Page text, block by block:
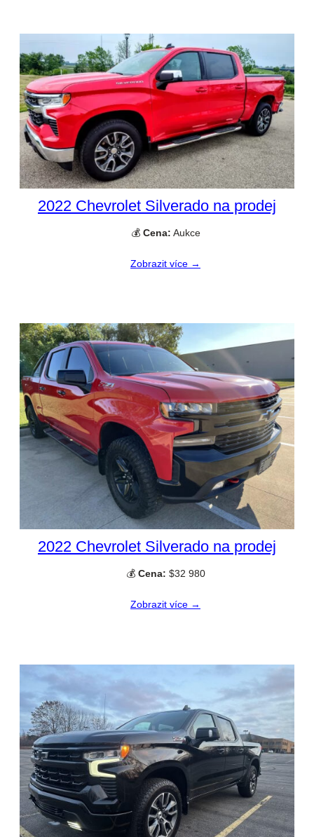
2022 Chevrolet Silverado na prodej
💰 Cena: Aukce
Zobrazit více →
2022 Chevrolet Silverado na prodej
💰 Cena: $32 980
Zobrazit více →